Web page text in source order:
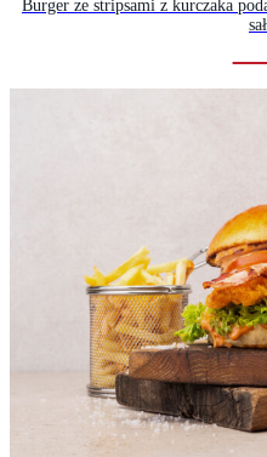
Burger ze stripsami z kurczaka